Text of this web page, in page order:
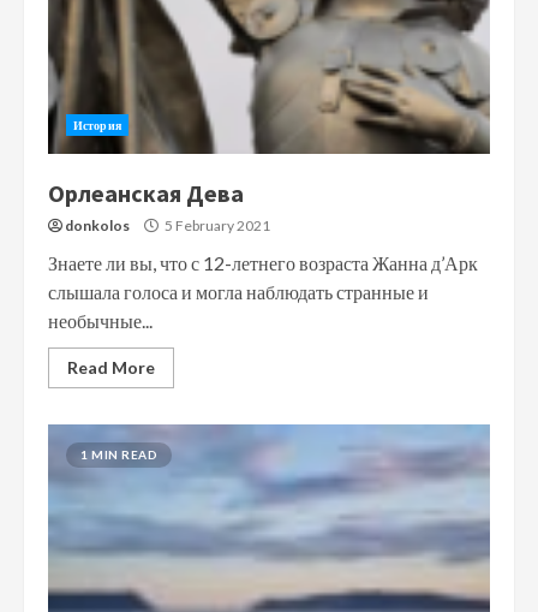
История
Орлеанская Дева
donkolos 5 February 2021
Знаете ли вы, что с 12-летнего возраста Жанна д’Арк
слышала голоса и могла наблюдать странные и
необычные...
Read More
1 MIN READ